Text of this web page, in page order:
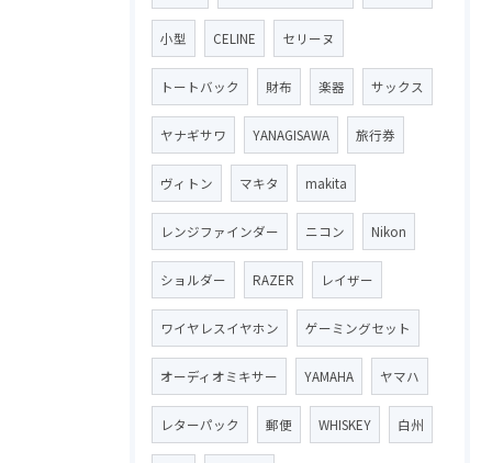
小型 CELINE セリーヌ
トートバック 財布 楽器 サックス
ヤナギサワ YANAGISAWA 旅行券
ヴィトン マキタ makita
レンジファインダー ニコン Nikon
ショルダー RAZER レイザー
ワイヤレスイヤホン ゲーミングセット
オーディオミキサー YAMAHA ヤマハ
レターパック 郵便 WHISKEY 白州